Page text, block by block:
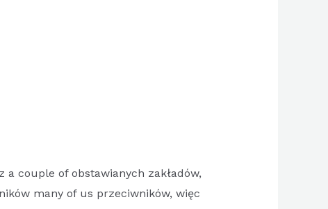
couple of obstawianych zakładów,
many of us przeciwników, więc